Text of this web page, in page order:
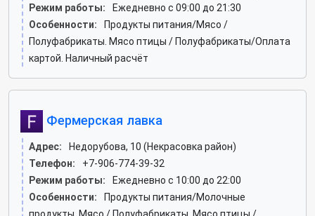
Режим работы:
Ежедневно с 09:00 до 21:30
Особенности:
Продукты питания/Мясо /
Полуфабрикаты. Мясо птицы / Полуфабрикаты/Оплата
картой. Наличный расчёт
Фермерская лавка
Адрес:
Недорубова, 10 (Некрасовка район)
Телефон:
+7-906-774-39-32
Режим работы:
Ежедневно с 10:00 до 22:00
Особенности:
Продукты питания/Молочные